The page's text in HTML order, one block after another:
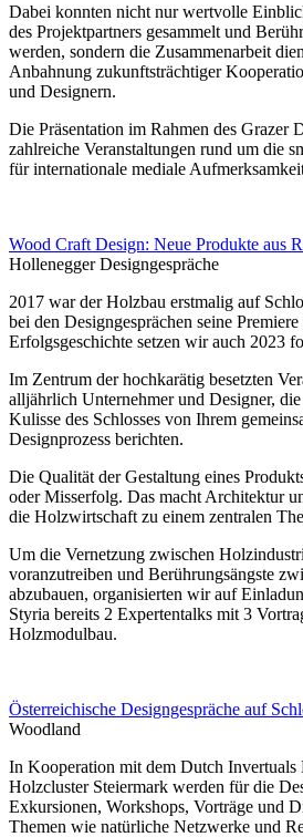
Dabei konnten nicht nur wertvolle
des Projektpartners gesammelt und
werden, sondern die Zusammenarbeit
Anbahnung zukunftsträchtiger
und Designern.
Die Präsentation im Rahmen des Grazer
zahlreiche Veranstaltungen rund um die
für internationale mediale
Wood Craft Design: Neue Produkte aus
Hollenegger Designgespräche
2017 war der Holzbau erstmalig auf
bei den Designgesprächen seine
Erfolgsgeschichte setzen wir auch 2023
Im Zentrum der hochkarätig besetzten
alljährlich Unternehmer und Designer,
Kulisse des Schlosses von Ihrem
Designprozess berichten.
Die Qualität der Gestaltung eines
oder Misserfolg. Das macht Architektur
die Holzwirtschaft zu einem zentralen
Um die Vernetzung zwischen
voranzutreiben und Berührungsängste
abzubauen, organisierten wir auf
Styria bereits 2 Expertentalks mit 3
Holzmodulbau.
Österreichische Designgespräche auf
Woodland
In Kooperation mit dem Dutch Invertuals
Holzcluster Steiermark werden für die
Exkursionen, Workshops, Vorträge und
Themen wie natürliche Netzwerke und